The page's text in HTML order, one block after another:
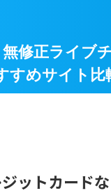
修正ライブ
すめサイト比
ットカード